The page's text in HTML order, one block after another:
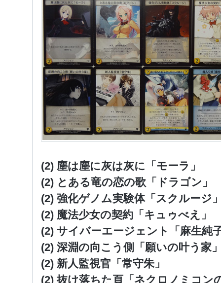
(2) 塵は塵に灰は灰に「モーラ」
(2) とある竜の恋の歌「ドラゴン」
(2) 強化ゲノム実験体「スクルージ
(2) 魔法少女の契約「キュゥべえ」
(2) サイバーエージェント「麻生純
(2) 深淵の向こう側「願いの叶う家
(2) 新人監視官「常守朱」
(2) 抜け落ちた頁「ネクロノミコン